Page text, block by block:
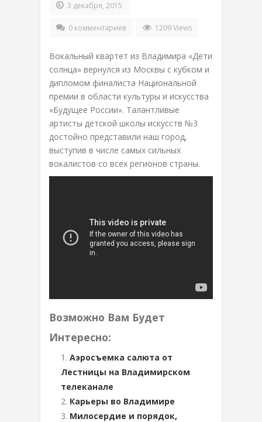
3 декабря, 2015
0 комментариев 1209 Views
Вокальный квартет из Владимира «Дети
солнца» вернулся из Москвы с кубком и
дипломом финалиста Национальной
премии в области культуры и искусства
«Будущее России». Талантливые
артисты детской школы искусств №3
достойно представили наш город,
выступив в числе самых сильных
вокалистов со всех регионов страны.
Возможно Вам Будет
Интересно:
Аэросъемка салюта от
Лестницы на Владимирском
телеканале
Карьеры во Владимире
Милосердие и порядок,